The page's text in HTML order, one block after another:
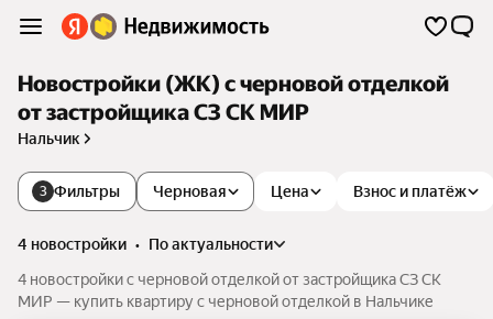
Новостройки (ЖК) с черновой отделкой
от застройщика СЗ СК МИР
Нальчик
3 Фильтры Цена Взнос и платёж
Черновая
4 новостройки •
по актуальности
4 новостройки с черновой отделкой от застройщика СЗ СК
МИР — купить квартиру с черновой отделкой в Нальчике